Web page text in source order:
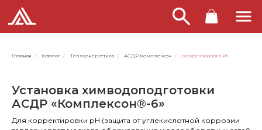
Главная / Каталог / Теплоэнергетика / АСДР Комплексон / Корректировка PH
Установка химводоподготовки
АСДР «Комплексон®-6»
Для корректировки рН (защита от углекислотной коррозии